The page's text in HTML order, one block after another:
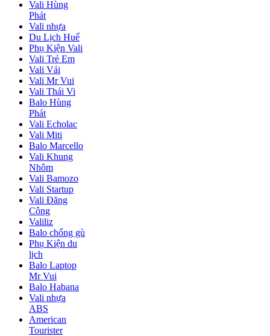
Vali Hùng
Phát
Vali nhựa
Du Lịch Huế
Phụ Kiện Vali
Vali Trẻ Em
Vali Vải
Vali Mr Vui
Vali Thái Vi
Balo Hùng
Phát
Vali Echolac
Vali Miti
Balo Marcello
Vali Khung
Nhôm
Vali Bamozo
Vali Startup
Vali Đăng
Công
Valiliz
Balo chống gù
Phụ Kiện du
lịch
Balo Laptop
Mr Vui
Balo Habana
Vali nhựa
ABS
American
Tourister